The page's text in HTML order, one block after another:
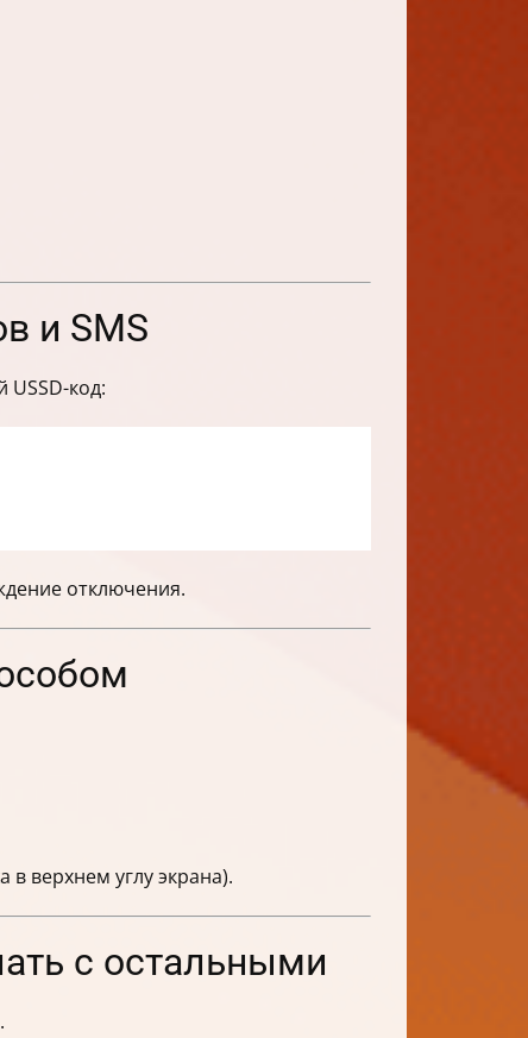
и SMS
код:
отключения.
верхнем углу экрана).
с остальными